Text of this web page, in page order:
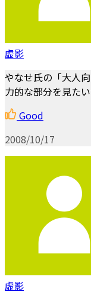
虚影
やなせ氏の「大人
力的な部分を見たい
Good
2008/10/17
虚影